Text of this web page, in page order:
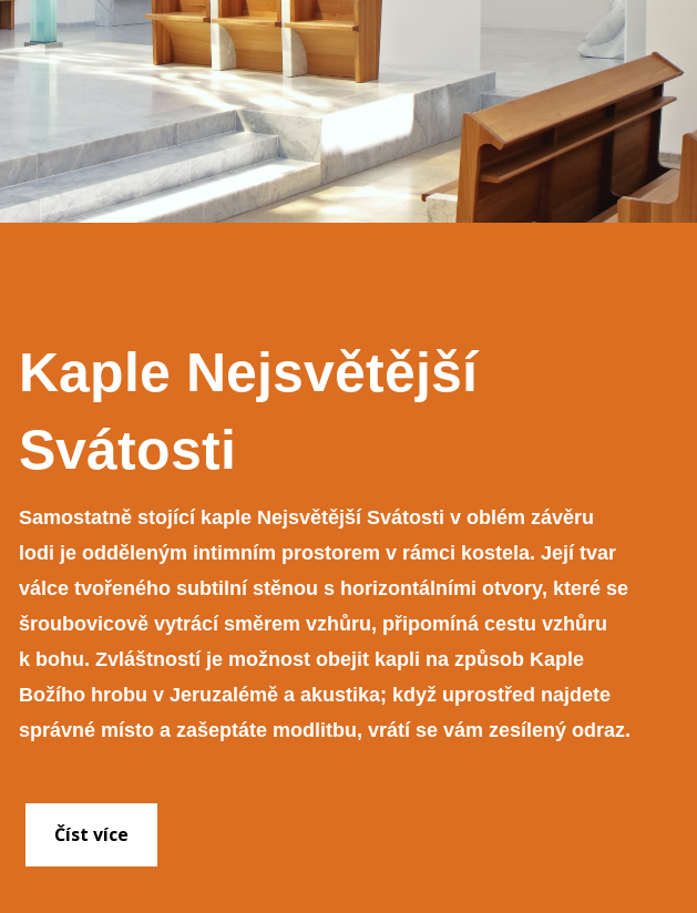
Kaple Nejsvětější
Svátosti
Samostatně stojící kaple Nejsvětější Svátosti v oblém závěru
lodi je odděleným intimním prostorem v rámci kostela. Její tvar
válce tvořeného subtilní stěnou s horizontálními otvory, které se
šroubovicově vytrácí směrem vzhůru, připomíná cestu vzhůru
k bohu. Zvláštností je možnost obejit kapli na způsob Kaple
Božího hrobu v Jeruzalémě a akustika; když uprostřed najdete
správné místo a zašeptáte modlitbu, vrátí se vám zesílený odraz.
Číst více